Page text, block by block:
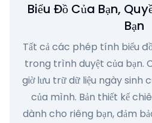
Biểu Đồ Của Bạn,
Bạn
Tất cả các phép tính biểu
trong trình duyệt của bạn.
giờ lưu trữ dữ liệu ngày sinh
của mình. Bản thiết kế
dành cho riêng bạn, đảm